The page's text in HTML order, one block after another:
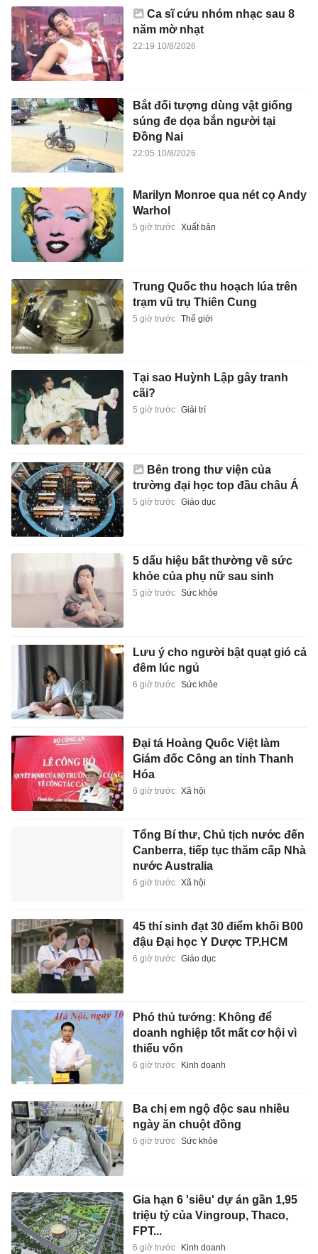
Ca sĩ cứu nhóm nhạc sau 8
năm mờ nhạt
22:19 10/8/2026
Bắt đối tượng dùng vật giống
súng đe dọa bắn người tại
Đồng Nai
22:05 10/8/2026
Marilyn Monroe qua nét cọ Andy
Warhol
5 giờ trước Xuất bản
Trung Quốc thu hoạch lúa trên
trạm vũ trụ Thiên Cung
5 giờ trước Thế giới
Tại sao Huỳnh Lập gây tranh
cãi?
5 giờ trước Giải trí
Bên trong thư viện của
trường đại học top đầu châu Á
5 giờ trước Giáo dục
5 dấu hiệu bất thường về sức
khỏe của phụ nữ sau sinh
5 giờ trước Sức khỏe
Lưu ý cho người bật quạt gió cả
đêm lúc ngủ
6 giờ trước Sức khỏe
Đại tá Hoàng Quốc Việt làm
Giám đốc Công an tỉnh Thanh
Hóa
6 giờ trước Xã hội
Tổng Bí thư, Chủ tịch nước đến
Canberra, tiếp tục thăm cấp Nhà
nước Australia
6 giờ trước Xã hội
45 thí sinh đạt 30 điểm khối B00
đậu Đại học Y Dược TP.HCM
6 giờ trước Giáo dục
Phó thủ tướng: Không để
doanh nghiệp tốt mất cơ hội vì
thiếu vốn
6 giờ trước Kinh doanh
Ba chị em ngộ độc sau nhiều
ngày ăn chuột đồng
6 giờ trước Sức khỏe
Gia hạn 6 'siêu' dự án gần 1,95
triệu tỷ của Vingroup, Thaco,
FPT...
6 giờ trước Kinh doanh